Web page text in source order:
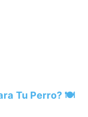
Tu Perro? 🍽️